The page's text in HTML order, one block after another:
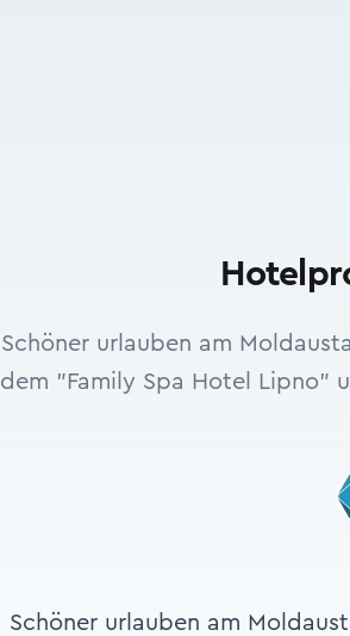
Schöner urlauben am
dem "Family Spa Hotel Lipno"
Schöner urlauben am